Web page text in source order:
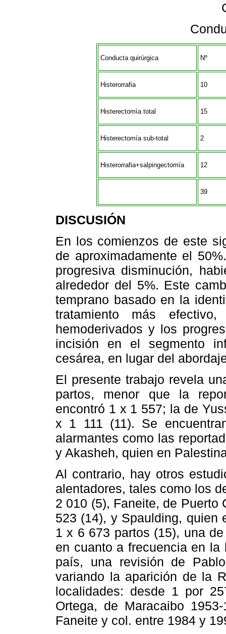
Conducta quirúrgica Nº
Histerorrafia 10
Histerectomía total 15
Histerectomía sub-total 2
Histerorrafia+salpingectomía 12
39
DISCUSIÓN
En los comienzos de este
de aproximadamente el
progresiva disminución,
alrededor del 5%. Este
temprano basado en la
tratamiento más
hemoderivados y los
incisión en el segmento
cesárea, en lugar del
El presente trabajo revela
partos, menor que la
encontró 1 x 1 557; la de
x 1 111 (11). Se
alarmantes como las
y Akasheh, quien en
Al contrario, hay otros
alentadores, tales como los
2 010 (5), Faneite, de Puerto
523 (14), y Spaulding, quien
1 x 6 673 partos (15), una
en cuanto a frecuencia en
país, una revisión de
variando la aparición de la
localidades: desde 1 por
Ortega, de Maracaibo
Faneite y col. entre 1984 y